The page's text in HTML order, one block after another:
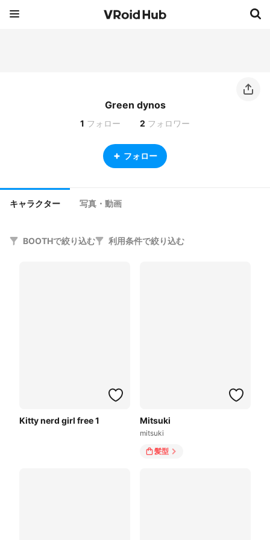
Green dynos
1 フォロー 2 フォロワー
フォロー
キャラクター 写真・動画
BOOTHで絞り込む 利用条件で絞り込む
Kitty nerd girl free 1 Mitsuki
mitsuki
髪型